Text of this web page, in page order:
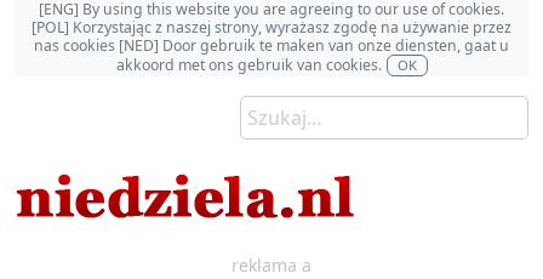
[ENG] By using this website you are agreeing to our use of cookies.
[POL] Korzystając z naszej strony, wyrażasz zgodę na używanie przez
nas cookies [NED] Door gebruik te maken van onze diensten, gaat u
akkoord met ons gebruik van cookies.
OK
reklama a